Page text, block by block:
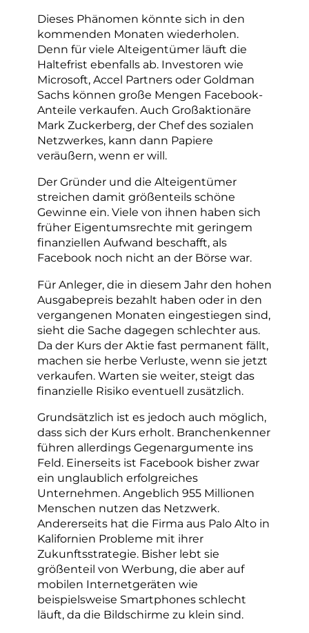
Dieses Phänomen könnte sich in den
kommenden Monaten wiederholen.
Denn für viele Alteigentümer läuft die
Haltefrist ebenfalls ab. Investoren wie
Microsoft, Accel Partners oder Goldman
Sachs können große Mengen Facebook-
Anteile verkaufen. Auch Großaktionäre
Mark Zuckerberg, der Chef des sozialen
Netzwerkes, kann dann Papiere
veräußern, wenn er will.
Der Gründer und die Alteigentümer
streichen damit größenteils schöne
Gewinne ein. Viele von ihnen haben sich
früher Eigentumsrechte mit geringem
finanziellen Aufwand beschafft, als
Facebook noch nicht an der Börse war.
Für Anleger, die in diesem Jahr den hohen
Ausgabepreis bezahlt haben oder in den
vergangenen Monaten eingestiegen sind,
sieht die Sache dagegen schlechter aus.
Da der Kurs der Aktie fast permanent fällt,
machen sie herbe Verluste, wenn sie jetzt
verkaufen. Warten sie weiter, steigt das
finanzielle Risiko eventuell zusätzlich.
Grundsätzlich ist es jedoch auch möglich,
dass sich der Kurs erholt. Branchenkenner
führen allerdings Gegenargumente ins
Feld. Einerseits ist Facebook bisher zwar
ein unglaublich erfolgreiches
Unternehmen. Angeblich 955 Millionen
Menschen nutzen das Netzwerk.
Andererseits hat die Firma aus Palo Alto in
Kalifornien Probleme mit ihrer
Zukunftsstrategie. Bisher lebt sie
größenteil von Werbung, die aber auf
mobilen Internetgeräten wie
beispielsweise Smartphones schlecht
läuft, da die Bildschirme zu klein sind.